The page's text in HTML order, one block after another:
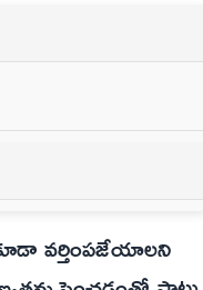
వర్తింపజేయాలని